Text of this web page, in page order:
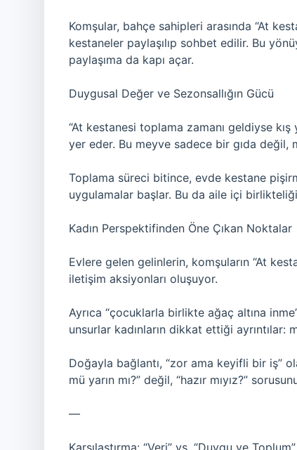
Komşular, bahçe sahipleri arasında “At
kestaneler paylaşılıp sohbet edilir. Bu
paylaşıma da kapı açar.
Duygusal Değer ve Sezonsallığın Gücü
“At kestanesi toplama zamanı geldiyse kış
yer eder. Bu meyve sadece bir gıda değil,
Toplama süreci bitince, evde kestane
uygulamalar başlar. Bu da aile içi
Kadın Perspektifinden Öne Çıkan Noktalar
Evlere gelen gelinlerin, komşuların “At
iletişim aksiyonları oluşuyor.
Ayrıca “çocuklarla birlikte ağaç altına
unsurlar kadınların dikkat ettiği
Doğayla bağlantı, “zor ama keyifli bir iş”
mü yarın mı?” değil, “hazır mıyız?”
—
Karşılaştırma: “Veri” vs. “Duygu ve Toplum”